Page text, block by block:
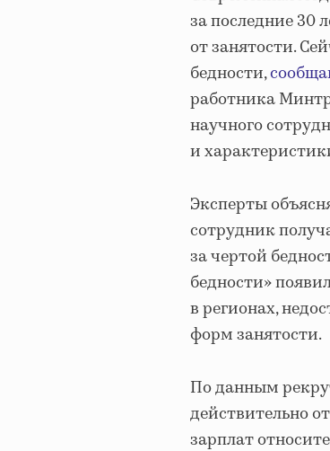
за последние 30
от занятости.
бедности,
работника
научного
и
Эксперты
сотрудник
за чертой
бедности»
в регионах,
форм занятости.
По данным
действительно
зарплат